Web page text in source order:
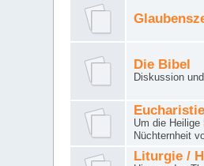
Die Bibel
Diskussion
Eucharistie
Um die
Nüchternheit
Liturgie /